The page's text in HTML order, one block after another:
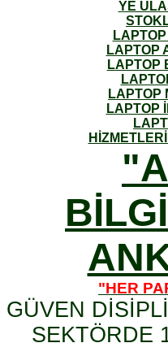
YE
LAPTOP
LAPTOP
LAPTOP
LAPTOP
"HER
GÜVEN
SEKTÖRDE